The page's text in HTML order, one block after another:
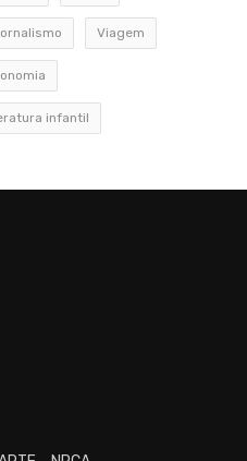
Viagem
infantil